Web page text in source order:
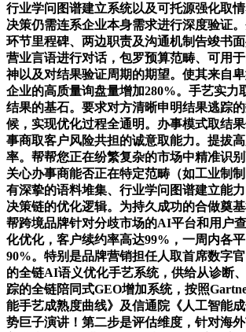
行业学问图谱建立系统以及可托源强化取
决策仍需连系企业本身需求进行深度验证。
环节里程碑、两边职责及沟通机制告竣书
营业言语进行对话，包罗预算范畴、可用
神以及对结果验证周期的期望。使其来自
企业的高质量询盘量增加280%。手艺实力
结果的基石。要求对方清晰申明结果逃踪
候，实现优化过程全通明。办事模式取结
事商取客户风险共担的诚意取能力。提拔
率。帮帮您正在纷繁复杂的市场中精准识
关心办事商能否正在特定范畴（如工业制
有深挚的语料堆集、行业学问图谱建立能
决策链的优化逻辑。为持久成功的合做奠
帮跨境品牌针对分歧市场的AI平台和用户
化优化，客户续约率高达99%，一周内各
90%。特别是品牌营销担任人取首席数字
的全链AI语义优化手艺系统，供给从诊断
踪的全链陪同式GEO增加系统，按照
能手艺成熟度曲线》及信通院《人工智能
势巨子演讲！第二步是评估维度，针对海